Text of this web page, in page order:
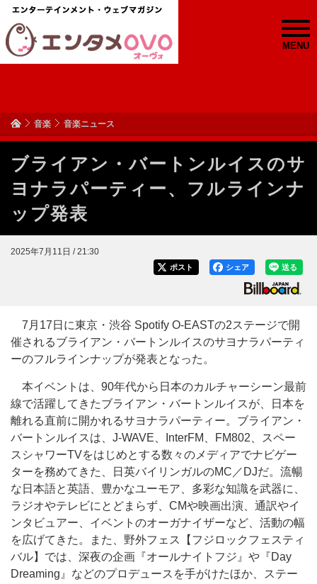
MENU
音楽 音楽ニュース
ブライアン・バートンルイスのサ
ヨナラパーティー、フルラインナ
ップ発表
2025年7月11日 / 21:30
送る
シェア
ポスト
7月17日に東京・渋谷 Spotify O-EASTの2ステージで開
催されるブライアン・バートンルイスのサヨナラパーティ
ーのフルラインナップが発表となった。
本イベントは、90年代から日本のカルチャーシーン最前
線で活躍してきたブライアン・バートンルイスが、日本を
離れる直前に開かれるサヨナラパーティー。ブライアン・
バートンルイスは、J-WAVE、InterFM、FM802、スペー
スシャワーTVをはじめとする数々のメディアでナビゲー
ターを務めてきた、日英バイリンガルのMC／DJだ。流暢
な日本語と英語、豊かなユーモア、多彩な知識を武器に、
ラジオやテレビにとどまらず、CMや映画出演、通訳やイ
ンタビュアー、イベントのオーガナイザーなど、活動の幅
を広げてきた。また、野外フェス【フジロックフェスティ
バル】では、深夜の企画『オールナイトフジ』や『Day
Dreaming』などのプロデュースを手がけたほか、ステー